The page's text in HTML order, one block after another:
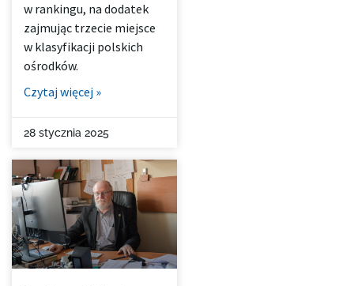
w rankingu, na dodatek
zajmując trzecie miejsce
w klasyfikacji polskich
ośrodków.
Czytaj więcej »
28 stycznia 2025